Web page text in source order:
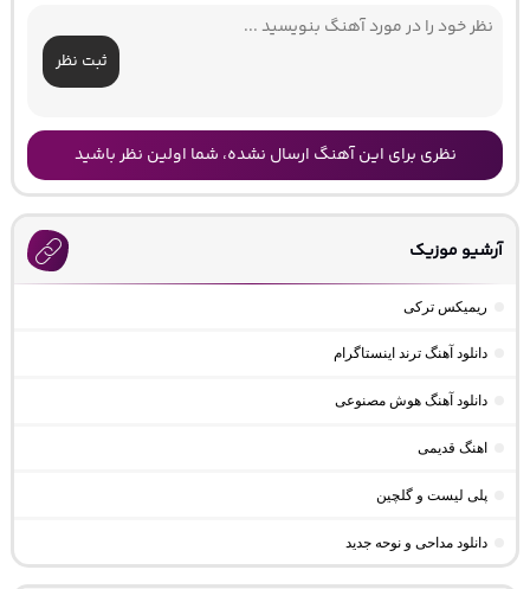
ثبت نظر
نظری برای این آهنگ ارسال نشده، شما اولین نظر باشید
آرشیو موزیک
ریمیکس ترکی
دانلود آهنگ ترند اینستاگرام
دانلود آهنگ هوش مصنوعی
اهنگ قدیمی
پلی لیست و گلچین
دانلود مداحی و نوحه جدید